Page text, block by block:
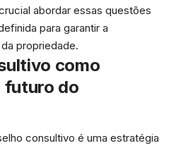
abordar essas questões
para garantir a
propriedade.
como
futuro do
consultivo é uma estratégia